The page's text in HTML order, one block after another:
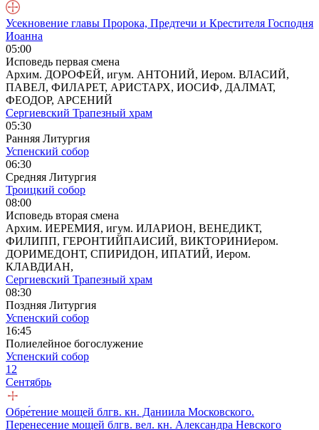
Усекновение главы Пророка, Предтечи и Крестителя Господня
Иоанна
05:00
Исповедь первая смена
Архим. ДОРОФЕЙ, игум. АНТОНИЙ, Иером. ВЛАСИЙ,
ПАВЕЛ, ФИЛАРЕТ, АРИСТАРХ, ИОСИФ, ДАЛМАТ,
ФЕОДОР, АРСЕНИЙ
Сергиевский Трапезный храм
05:30
Ранняя Литургия
Успенский собор
06:30
Средняя Литургия
Троицкий собор
08:00
Исповедь вторая смена
Архим. ИЕРЕМИЯ, игум. ИЛАРИОН, ВЕНЕДИКТ,
ФИЛИПП, ГЕРОНТИЙПАИСИЙ, ВИКТОРИНИером.
ДОРИМЕДОНТ, СПИРИДОН, ИПАТИЙ, Иером.
КЛАВДИАН,
Сергиевский Трапезный храм
08:30
Поздняя Литургия
Успенский собор
16:45
Полиелейное богослужение
Успенский собор
12
Сентябрь
Обре́тение мощей блгв. кн. Даниила Московского.
Перенесение мощей блгв. вел. кн. Александра Невского